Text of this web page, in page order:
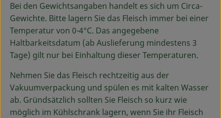
Obst & Gemüse
Kühltheke
Backwaren
Haltbares
Getränke
Bei den Gewichtsangaben handelt es sich um Circa-
Gewichte. Bitte lagern Sie das Fleisch immer bei einer
Temperatur von 0-4°C. Das angegebene
Haltbarkeitsdatum (ab Auslieferung mindestens 3
Tage) gilt nur bei Einhaltung dieser Temperaturen.
Nehmen Sie das Fleisch rechtzeitig aus der
Vakuumverpackung und spülen es mit kalten Wasser
ab. Gründsätzlich sollten Sie Fleisch so kurz wie
möglich im Kühlschrank lagern, wenn Sie ihr Fleisch